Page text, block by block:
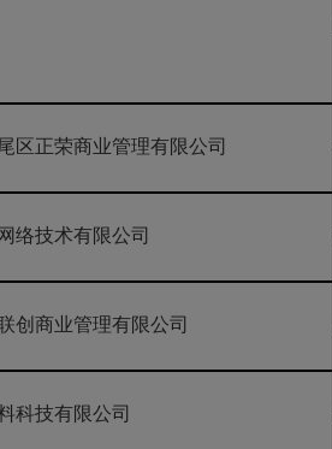
区正荣商业管理有限公司
络技术有限公司
创商业管理有限公司
科技有限公司